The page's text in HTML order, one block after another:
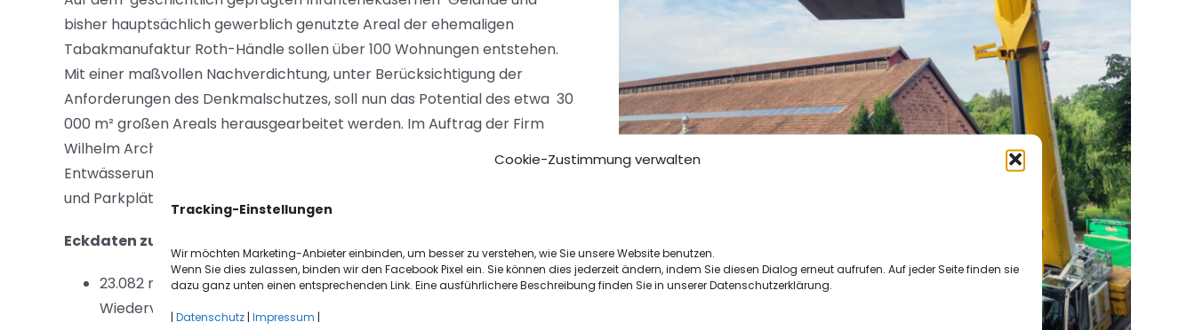
Cookie-Zustimmung verwalten
Tracking-Einstellungen
Wir möchten Marketing-Anbieter einbinden, um besser zu verstehen, wie Sie unsere Website benutzen.
Wenn Sie dies zulassen, binden wir den Facebook Pixel ein. Sie können dies jederzeit ändern, indem Sie diesen Dialog erneut aufrufen. Auf jeder Seite finden sie
dazu ganz unten einen entsprechenden Link. Eine ausführlichere Beschreibung finden Sie in unserer Datenschutzerklärung.
| Datenschutz | Impressum |
bisher hauptsächlich gewerblich genutzte Areal der ehemaligen
Tabakmanufaktur Roth-Händle sollen über 100 Wohnungen entstehen.
Mit einer maßvollen Nachverdichtung, unter Berücksichtigung der
Anforderungen des Denkmalschutzes, soll nun das Potential des etwa 30
000 m² großen Areals herausgearbeitet werden. Im Auftrag der Firm
Wilhelm Architekten aus Achern dürfen wir die Erd- und
Entwässerungskanalbauarbeiten sowie die Errichtung der neuen Straßen
und Parkplätze übernehmen.
Eckdaten zum Projekt:
23.082 m³ umbauter Raum Rückgebaut, getrennt und der
Wiederverwertung zugeführt